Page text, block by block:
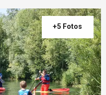
+5 Fotos